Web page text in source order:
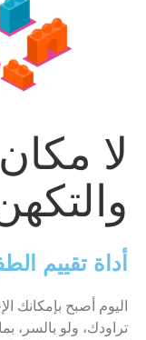
لا
أداة تقييم
اليوم أصبح بإمكانك
تراودك، ولو بالسر،